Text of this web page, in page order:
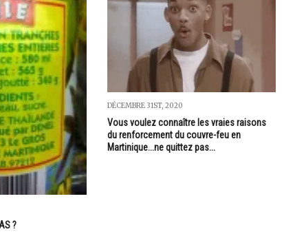
?
DÉCEMBRE 31ST, 2020
Vous voulez connaître les vraies raisons
du renforcement du couvre-feu en
Martinique...ne quittez pas...